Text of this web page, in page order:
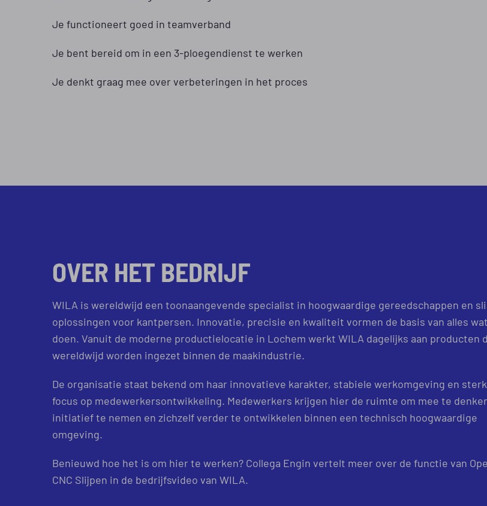
Je functioneert goed in teamverband
Je bent bereid om in een 3-ploegendienst te werken
Je denkt graag mee over verbeteringen in het proces
OVER HET BEDRIJF
WILA is wereldwijd een toonaangevende specialist in hoogwaardige gereedschappen en
oplossingen voor kantpersen. Innovatie, precisie en kwaliteit vormen de basis van alles
doen. Vanuit de moderne productielocatie in Lochem werkt WILA dagelijks aan producten
wereldwijd worden ingezet binnen de maakindustrie.
De organisatie staat bekend om haar innovatieve karakter, stabiele werkomgeving en
focus op medewerkersontwikkeling. Medewerkers krijgen hier de ruimte om mee te
initiatief te nemen en zichzelf verder te ontwikkelen binnen een technisch hoogwaardige
omgeving.
Benieuwd hoe het is om hier te werken? Collega Engin vertelt meer over de functie van
CNC Slijpen in de bedrijfsvideo van WILA.